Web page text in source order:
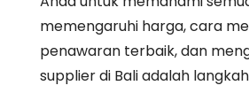
memengaruhi harga, cara
penawaran terbaik, dan
supplier di Bali adalah